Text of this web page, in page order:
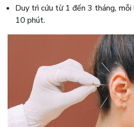
Duy trì cứu từ 1 đến 3 tháng,
10 phút.